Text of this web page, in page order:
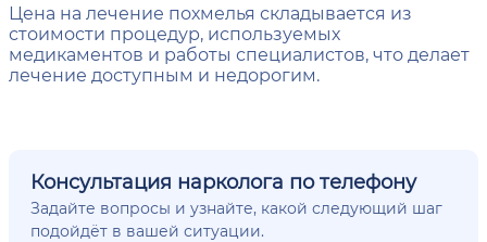
Цена на лечение похмелья складывается из
стоимости процедур, используемых
медикаментов и работы специалистов, что делает
лечение доступным и недорогим.
Консультация нарколога по телефону
Задайте вопросы и узнайте, какой следующий шаг
подойдёт в вашей ситуации.